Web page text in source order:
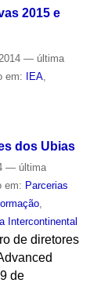
2015 e
— última
em: IEA,
dos Ubias
— última
em: Parcerias
,
Intercontinental
de diretores
de